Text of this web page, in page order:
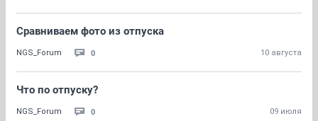
Сравниваем фото из отпуска
NGS_Forum 0 10 августа
Что по отпуску?
NGS_Forum 0 09 июля